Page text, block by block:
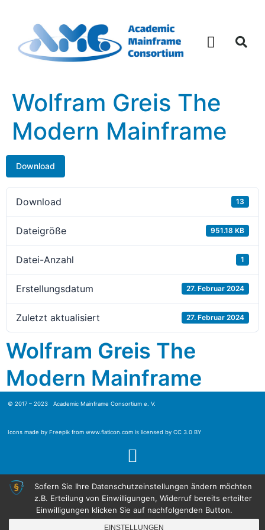
Wolfram Greis The
Modern Mainframe
Download
Download 13
Dateigröße 951.18 KB
Datei-Anzahl 1
Erstellungsdatum 27. Februar 2024
Zuletzt aktualisiert 27. Februar 2024
Wolfram Greis The
Modern Mainframe
© 2017 – 2023 Academic Mainframe Consortium e. V.
Icons made byFreepik fromwww.flaticon.com is licensed byCC 3.0 BY
Sofern Sie Ihre Datenschutzeinstellungen ändern möchten
z.B. Erteilung von Einwilligungen, Widerruf bereits erteilter
Einwilligungen klicken Sie auf nachfolgenden Button.
EINSTELLUNGEN